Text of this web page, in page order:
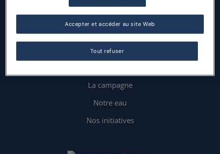
Produits
La campagne
Notre eau
Nos initiatives
Tout refuser
Accepter et accéder au site Web